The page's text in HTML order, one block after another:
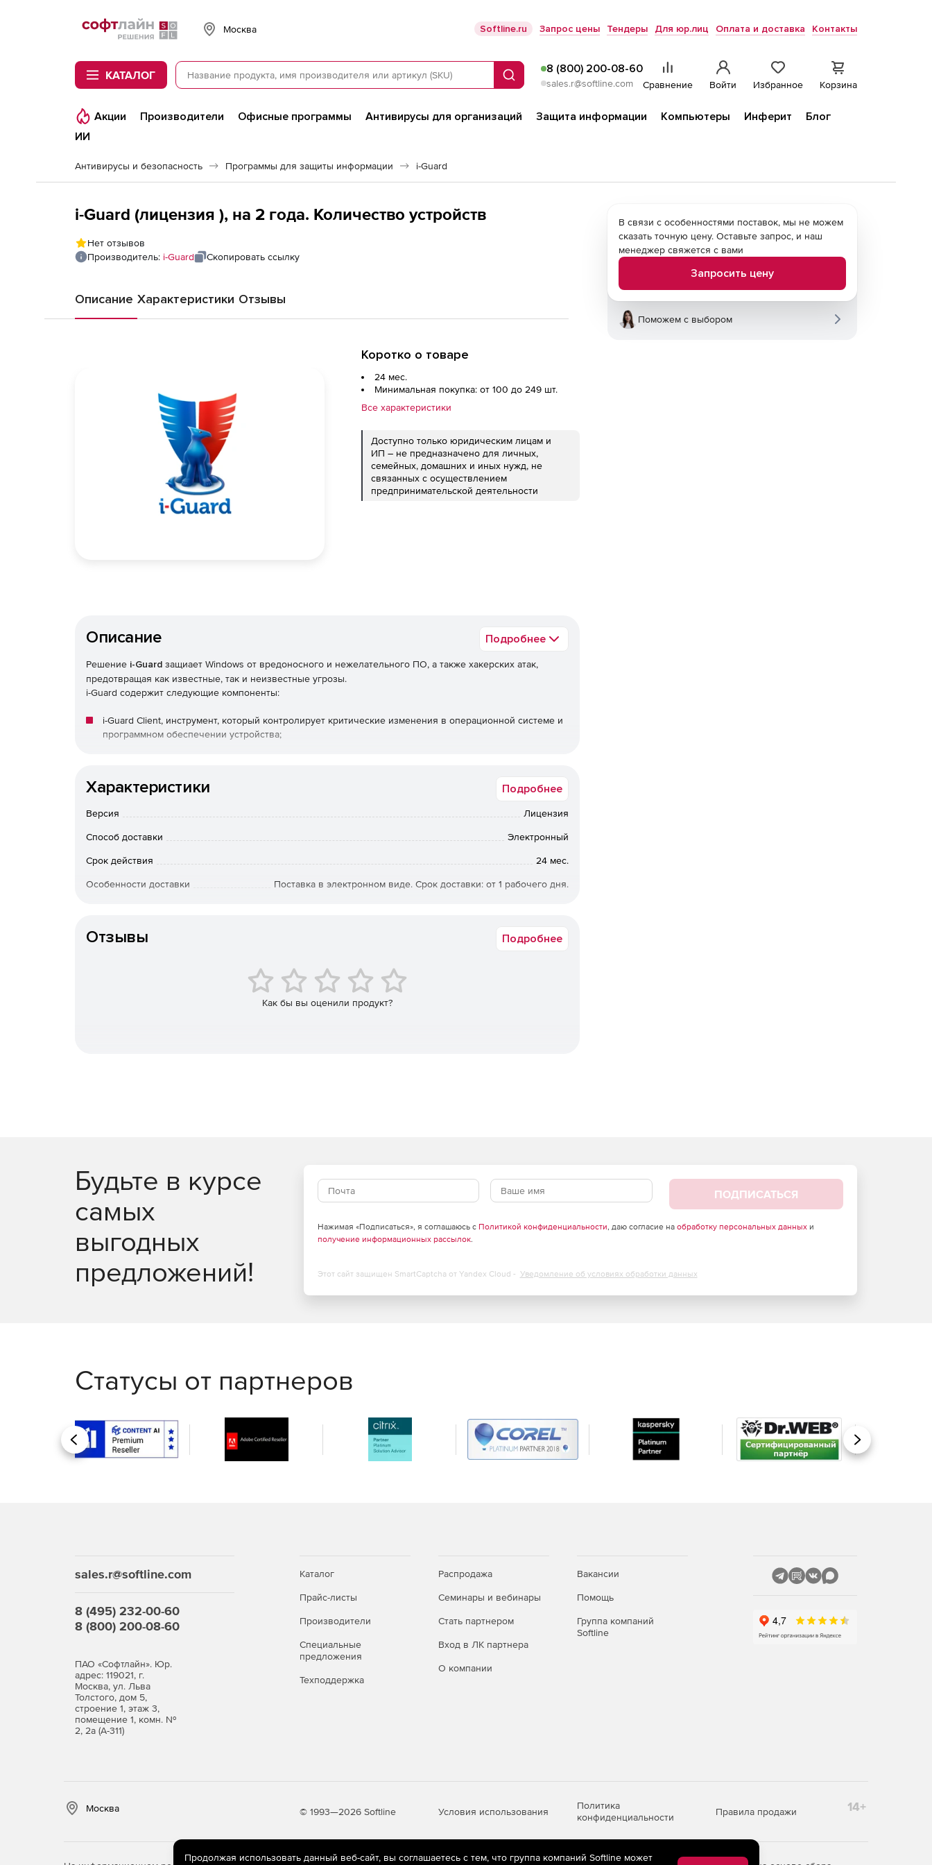
Softline
Москва Softline.ru Запрос цены Тендеры Для юр.лиц Оплата и доставка Контакты
КАТАЛОГ Поиск
8 (800) 200-08-60
sales.r@softline.com Сравнение Войти Избранное Корзина
Акции Производители Офисные программы Антивирусы для организаций Защита информации Компьютеры Инферит
Блог
ИИ
Антивирусы и безопасность Программы для защиты информации i-Guard
i-Guard (лицензия ), на 2 года. Количество устройств
Нет отзывов
Производитель: i-Guard Скопировать ссылку
Описание Характеристики Отзывы
Коротко о товаре
24 мес.
Минимальная покупка: от 100 до 249 шт.
Все характеристики
Доступно только юридическим лицам и
ИП – не предназначено для личных,
семейных, домашних и иных нужд, не
связанных с осуществлением
предпринимательской деятельности
Описание Подробнее
Решение i-Guard защиает Windows от вредоносного и нежелательного ПО, а также хакерских атак,
предотвращая как известные, так и неизвестные угрозы.
i-Guard содержит следующие компоненты:
i-Guard Client, инструмент, который контролирует критические изменения в операционной системе и
программном обеспечении устройства;
i-Guard Management Console, инструмент, который помогает осуществлять централизованный
Характеристики Подробнее
Версия Лицензия
Способ доставки Электронный
Срок действия 24 мес.
Особенности доставки Поставка в электронном виде. Срок доставки: от 1 рабочего дня.
Отзывы Подробнее
Как бы вы оценили продукт?
В связи с особенностями поставок, мы не можем
сказать точную цену. Оставьте запрос, и наш
менеджер свяжется с вами
Запросить цену
Поможем с выбором
Будьте в курсе
самых
выгодных
предложений!
ПОДПИСАТЬСЯ
Нажимая «Подписаться», я соглашаюсь с Политикой конфиденциальности, даю согласие на обработку персональных данныхи
получение информационных рассылок.
Этот сайт защищен SmartCaptcha от Yandex Cloud - Уведомление об условиях обработки данных
Статусы от партнеров
Назад Вперед
sales.r@softline.com
8 (495) 232-00-60
8 (800) 200-08-60
ПАО «Софтлайн». Юр.
адрес: 119021, г.
Москва, ул. Льва
Толстого, дом 5,
строение 1, этаж 3,
помещение 1, комн. №
2, 2а (А-311)
Каталог
Прайс-листы
Производители
Специальные
предложения
Техподдержка
Распродажа
Семинары и вебинары
Стать партнером
Вход в ЛК партнера
О компании
Вакансии
Помощь
Группа компаний
Softline
Москва © 1993—2026 Softline Условия использования
Политика
конфиденциальности
Правила продажи 14+
Продолжая использовать данный веб-сайт, вы соглашаетесь с тем, что группа компаний Softline может